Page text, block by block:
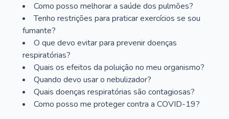
Como posso melhorar a saúde dos pulmões?
Tenho restrições para praticar exercícios se sou
fumante?
O que devo evitar para prevenir doenças
respiratórias?
Quais os efeitos da poluição no meu organismo?
Quando devo usar o nebulizador?
Quais doenças respiratórias são contagiosas?
Como posso me proteger contra a COVID-19?